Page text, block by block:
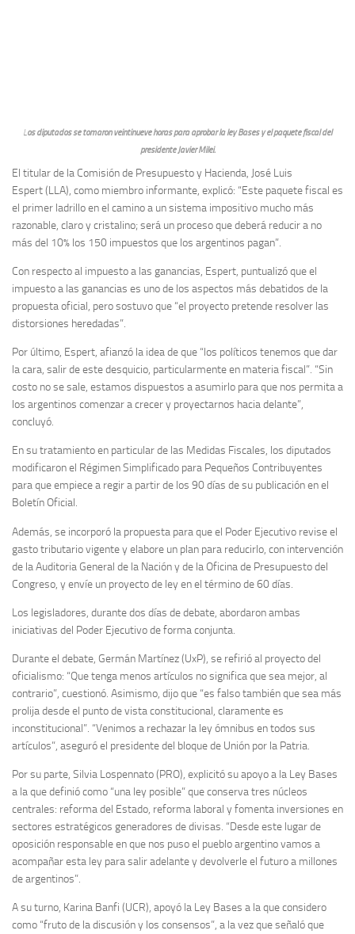
Los diputados se tomaron veintinueve horas para aprobar la ley Bases y el paquete fiscal del
presidente Javier Milei.
El titular de la Comisión de Presupuesto y Hacienda, José Luis
Espert (LLA), como miembro informante, explicó: “Este paquete fiscal es
el primer ladrillo en el camino a un sistema impositivo mucho más
razonable, claro y cristalino; será un proceso que deberá reducir a no
más del 10% los 150 impuestos que los argentinos pagan”.
Con respecto al impuesto a las ganancias, Espert, puntualizó que el
impuesto a las ganancias es uno de los aspectos más debatidos de la
propuesta oficial, pero sostuvo que “el proyecto pretende resolver las
distorsiones heredadas”.
Por último, Espert, afianzó la idea de que “los políticos tenemos que dar
la cara, salir de este desquicio, particularmente en materia fiscal”. “Sin
costo no se sale, estamos dispuestos a asumirlo para que nos permita a
los argentinos comenzar a crecer y proyectarnos hacia delante”,
concluyó.
En su tratamiento en particular de las Medidas Fiscales, los diputados
modificaron el Régimen Simplificado para Pequeños Contribuyentes
para que empiece a regir a partir de los 90 días de su publicación en el
Boletín Oficial.
Además, se incorporó la propuesta para que el Poder Ejecutivo revise el
gasto tributario vigente y elabore un plan para reducirlo, con intervención
de la Auditoria General de la Nación y de la Oficina de Presupuesto del
Congreso, y envíe un proyecto de ley en el término de 60 días.
Los legisladores, durante dos días de debate, abordaron ambas
iniciativas del Poder Ejecutivo de forma conjunta.
Durante el debate, Germán Martínez (UxP), se refirió al proyecto del
oficialismo: “Que tenga menos artículos no significa que sea mejor, al
contrario”, cuestionó. Asimismo, dijo que “es falso también que sea más
prolija desde el punto de vista constitucional, claramente es
inconstitucional”. “Venimos a rechazar la ley ómnibus en todos sus
artículos”, aseguró el presidente del bloque de Unión por la Patria.
Por su parte, Silvia Lospennato (PRO), explicitó su apoyo a la Ley Bases
a la que definió como “una ley posible” que conserva tres núcleos
centrales: reforma del Estado, reforma laboral y fomenta inversiones en
sectores estratégicos generadores de divisas. “Desde este lugar de
oposición responsable en que nos puso el pueblo argentino vamos a
acompañar esta ley para salir adelante y devolverle el futuro a millones
de argentinos”.
A su turno, Karina Banfi (UCR), apoyó la Ley Bases a la que considero
como “fruto de la discusión y los consensos”, a la vez que señaló que